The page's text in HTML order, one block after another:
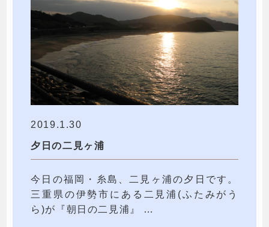
2019.1.30
夕日の二見ヶ浦
今日の福岡・糸島、二見ヶ浦の夕日です。
三重県の伊勢市にある二見浦(ふたみがう
ら)が『朝日の二見浦』 …